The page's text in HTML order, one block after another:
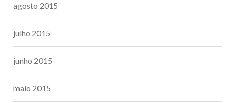
agosto 2015
julho 2015
junho 2015
maio 2015